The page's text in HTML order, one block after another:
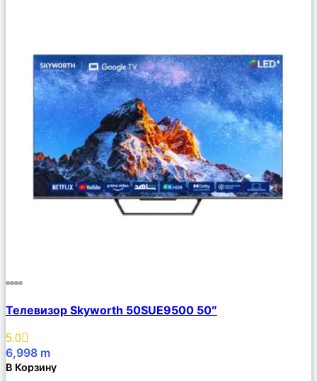
Описание
Избранное
Телевизор Skyworth 50SUE9500 50″
5.0
6,998 m
В Корзину